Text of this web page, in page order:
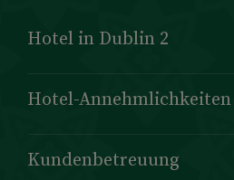
Hotel in Dublin 2
Hotel-Annehmlichkeiten
Kundenbetreuung